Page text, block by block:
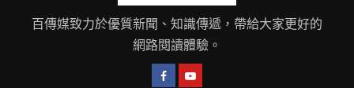
百傳媒致力於優質新聞、知識傳遞，帶給大家更好的
網路閱讀體驗。